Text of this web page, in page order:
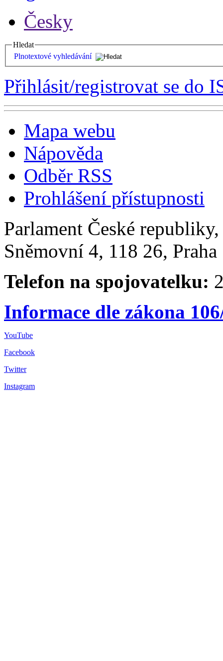
Česky
Hledat
Plnotextové vyhledávání
Přihlásit/registrovat se do
Mapa webu
Nápověda
Odběr RSS
Prohlášení přístupnosti
Parlament České
Sněmovní 4, 118 26,
Telefon na spojovatelku:
Informace dle zákona
YouTube
Facebook
Twitter
Instagram